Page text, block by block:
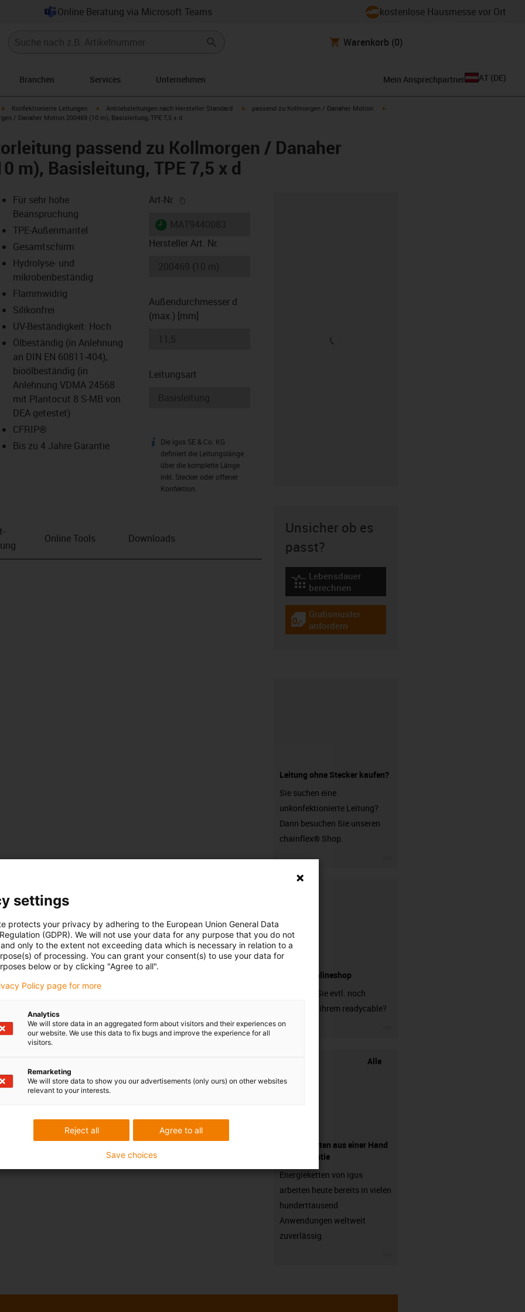
Online Beratung via Microsoft Teams kostenlose Hausmesse vor Ort
Warenkorb (0)
Branchen Services Unternehmen Mein Ansprechpartner AT (DE)
igus-icon-arrow-right
Konfektionierte Leitungen igus-icon-arrow-right
Antriebsleitungen nach Hersteller Standard igus-icon-arrow-right
passend zu Kollmorgen / Danaher Motion
/ Danaher Motion 200469 (10 m), Basisleitung, TPE 7,5 x d
passend zu Kollmorgen / Danaher
m), Basisleitung, TPE 7,5 x d
icon-lupe
icon-lupe
Für sehr hohe
Beanspruchung
TPE-Außenmantel
Gesamtschirm
Hydrolyse- und
mikrobenbeständig
Flammwidrig
Silikonfrei
UV-Beständigkeit: Hoch
Ölbeständig (in Anlehnung
an DIN EN 60811-404),
bioölbeständig (in
Anlehnung VDMA 24568
mit Plantocut 8 S-MB von
DEA getestet)
CFRIP®
Bis zu 4 Jahre Garantie
Art-Nr.
igus-icon-lieferzeit
Hersteller Art. Nr.
Außendurchmesser d
(max.) [mm]
Leitungsart
igus-icon-info
Die igus SE & Co. KG
definiert die Leitungslänge
über die komplette Länge
inkl. Stecker oder offener
Konfektion.
Online Tools Downloads
Unsicher ob es
passt?
igus-icon-lebensdauerrechner
Lebensdauer
berechnen
igus-icon-gratismuster
Gratismuster
anfordern
Leitung ohne Stecker kaufen?
Sie suchen eine
unkonfektionierte Leitung?
Dann besuchen Sie unseren
chainflex® Shop.
Stecker Onlineshop
Brauchen Sie evtl. noch
Stecker zu ihrem readycable?
Alle
Komponenten aus einer Hand
- mit Garantie
Energieketten von igus
arbeiten heute bereits in vielen
hunderttausend
Anwendungen weltweit
zuverlässig.
settings
protects your privacy by adhering to the European Union General Data
(GDPR). We will not use your data for any purpose that you do not
only to the extent not exceeding data which is necessary in relation to a
of processing. You can grant your consent(s) to use your data for
below or by clicking "Agree to all".
Policy page for more
Analytics
We will store data in an aggregated form about visitors and their experiences on
our website. We use this data to fix bugs and improve the experience for all
visitors.
Remarketing
We will store data to show you our advertisements (only ours) on other websites
relevant to your interests.
Agree to all
Reject all
Save choices